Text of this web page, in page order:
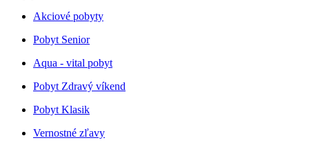
Akciové pobyty
Pobyt Senior
Aqua - vital pobyt
Pobyt Zdravý víkend
Pobyt Klasik
Vernostné zľavy